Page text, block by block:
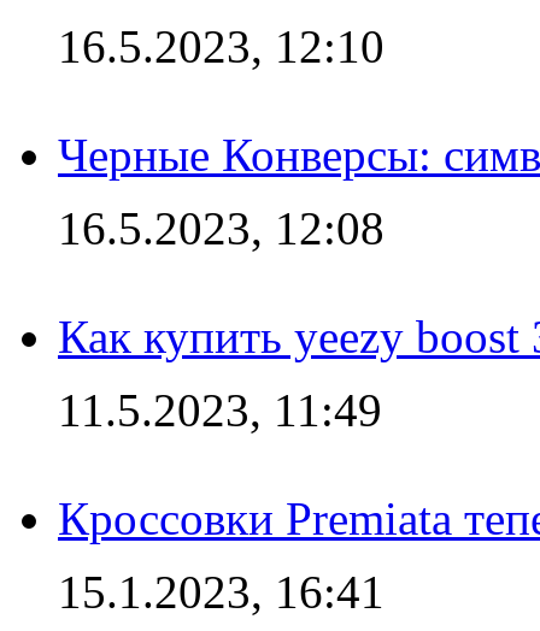
16.5.2023, 12:10
Черные Конверсы:
16.5.2023, 12:08
Как купить yeezy boost
11.5.2023, 11:49
Кроссовки Premiata
15.1.2023, 16:41